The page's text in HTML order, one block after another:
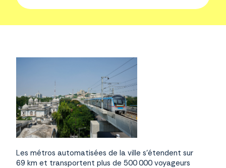
Les métros automatisées de la ville s’étendent sur
69 km et transportent plus de 500 000 voyageurs